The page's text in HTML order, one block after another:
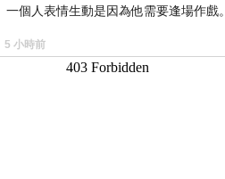
一個人表情生動是因為他需要逢場作戲。
5 小時前